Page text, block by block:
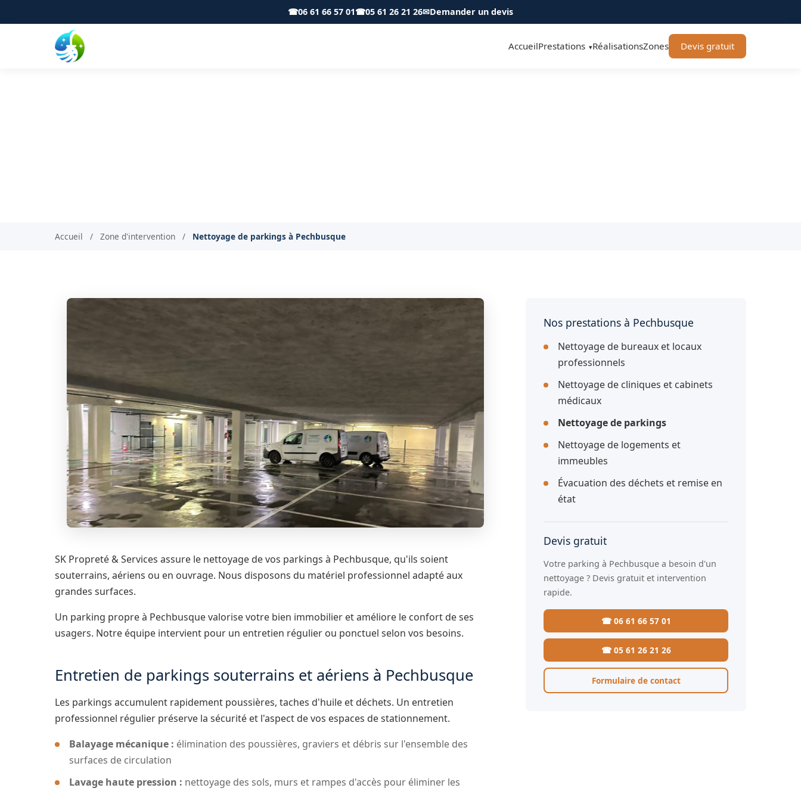
☎06 61 66 57 01☎05 61 26 21 26✉Demander un devis
AccueilPrestations ▾RéalisationsZones Devis gratuit
Accueil / Zone d'intervention / Nettoyage de parkings à Pechbusque
SK Propreté & Services assure le nettoyage de vos parkings à Pechbusque, qu'ils soient
souterrains, aériens ou en ouvrage. Nous disposons du matériel professionnel adapté aux
grandes surfaces.
Un parking propre à Pechbusque valorise votre bien immobilier et améliore le confort de ses
usagers. Notre équipe intervient pour un entretien régulier ou ponctuel selon vos besoins.
Entretien de parkings souterrains et aériens à Pechbusque
Les parkings accumulent rapidement poussières, taches d'huile et déchets. Un entretien
professionnel régulier préserve la sécurité et l'aspect de vos espaces de stationnement.
Balayage mécanique : élimination des poussières, graviers et débris sur l'ensemble des
surfaces de circulation
Lavage haute pression : nettoyage des sols, murs et rampes d'accès pour éliminer les
Nos prestations à Pechbusque
Nettoyage de bureaux et locaux
professionnels
Nettoyage de cliniques et cabinets
médicaux
Nettoyage de parkings
Nettoyage de logements et
immeubles
Évacuation des déchets et remise en
état
Devis gratuit
Votre parking à Pechbusque a besoin d'un
nettoyage ? Devis gratuit et intervention
rapide.
☎ 06 61 66 57 01
☎ 05 61 26 21 26
Formulaire de contact